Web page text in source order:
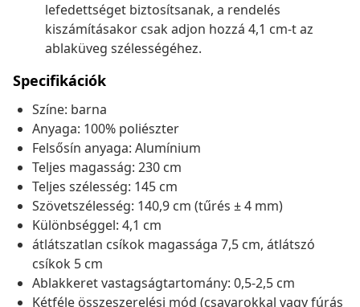
lefedettséget biztosítsanak, a rendelés
kiszámításakor csak adjon hozzá 4,1 cm-t az
ablaküveg szélességéhez.
Specifikációk
Színe: barna
Anyaga: 100% poliészter
Felsősín anyaga: Alumínium
Teljes magasság: 230 cm
Teljes szélesség: 145 cm
Szövetszélesség: 140,9 cm (tűrés ± 4 mm)
Különbséggel: 4,1 cm
átlátszatlan csíkok magassága 7,5 cm, átlátszó
csíkok 5 cm
Ablakkeret vastagságtartomány: 0,5-2,5 cm
Kétféle összeszerelési mód (csavarokkal vagy fúrás